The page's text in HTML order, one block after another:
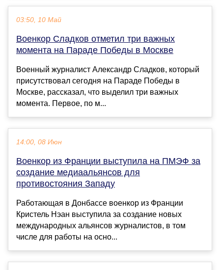
03:50, 10 Май
Военкор Сладков отметил три важных
момента на Параде Победы в Москве
Военный журналист Александр Сладков, который
присутствовал сегодня на Параде Победы в
Москве, рассказал, что выделил три важных
момента. Первое, по м...
14:00, 08 Июн
Военкор из Франции выступила на ПМЭФ за
создание медиаальянсов для
противостояния Западу
Работающая в Донбассе военкор из Франции
Кристель Нэан выступила за создание новых
международных альянсов журналистов, в том
числе для работы на осно...